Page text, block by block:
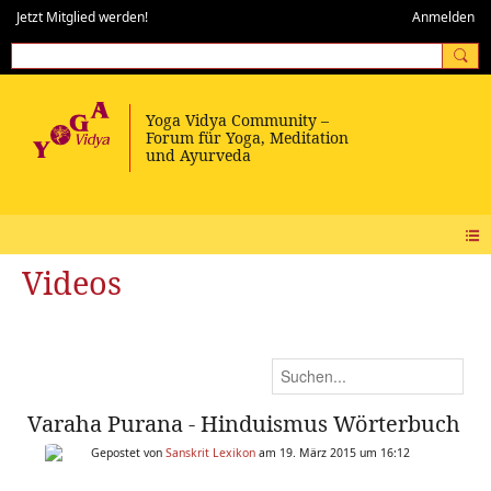
Jetzt Mitglied werden! Anmelden
Videos
Varaha Purana - Hinduismus Wörterbuch
Gepostet von Sanskrit Lexikon am 19. März 2015 um 16:12